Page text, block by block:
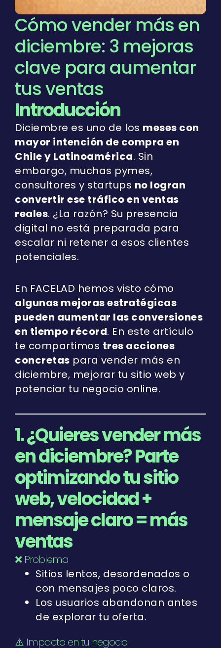
Cómo vender más en
diciembre: 3 mejoras
clave para aumentar
tus ventas
Introducción
Diciembre es uno de los meses con
mayor intención de compra en
Chile y Latinoamérica. Sin
embargo, muchas pymes,
consultores y startups no logran
convertir ese tráfico en ventas
reales. ¿La razón? Su presencia
digital no está preparada para
escalar ni retener a esos clientes
potenciales.
En FACELAD hemos visto cómo
algunas mejoras estratégicas
pueden aumentar las conversiones
en tiempo récord. En este artículo
te compartimos tres acciones
concretas para vender más en
diciembre, mejorar tu sitio web y
potenciar tu negocio online.
1. ¿Quieres vender más
en diciembre? Parte
optimizando tu sitio
web, velocidad +
mensaje claro = más
ventas
❌ Problema
Sitios lentos, desordenados o
con mensajes poco claros.
Los usuarios abandonan antes
de explorar tu oferta.
⚠️ Impacto en tu negocio